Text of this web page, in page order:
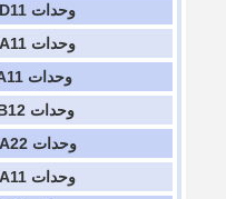
وحدات PLC 6ES5451-8MD11
وحدات PLC 6ES5451-8MA11
وحدات PLC 6ES5457-8EA11
وحدات PLC 6ES5605-0UB12
وحدات PLC 6ES5521-8MA22
وحدات PLC 6ES5700-8MA11